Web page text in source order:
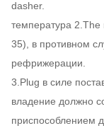
40' загрузка HQ
20' загрузка FT
dasher.
температура
35), в противном
рефрижерации.
3.Plug в силе
владение должно
приспособлением